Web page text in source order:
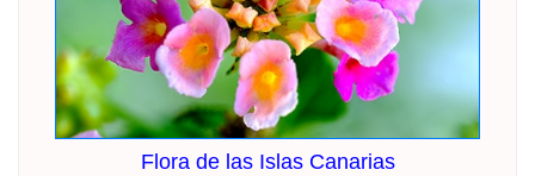
Flora de las Islas Canarias